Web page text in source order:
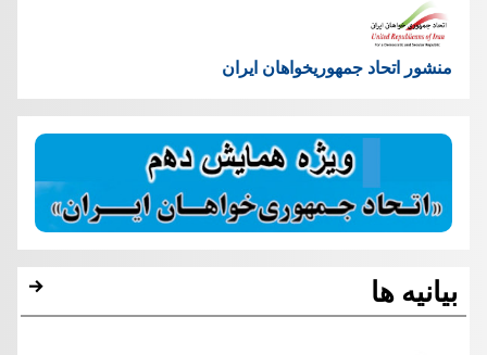
منشور اتحاد جمهوریخواهان ایران
بیانیه ها